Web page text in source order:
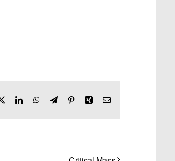
LinkedInWhatsApp
TelegramPinterestXingE-